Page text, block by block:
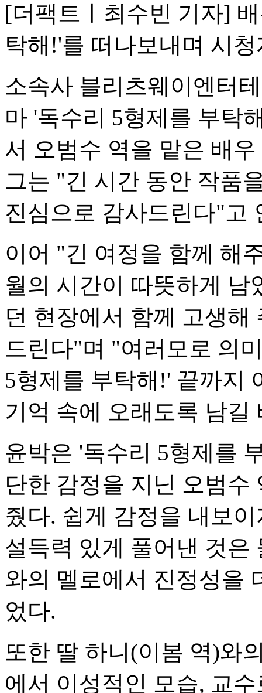
[더팩트ㅣ최수빈 기자]
탁해!'를 떠나보내며 시
소속사 블리츠웨이엔터
마 '독수리 5형제를 부탁
서 오범수 역을 맡은 배
그는 "긴 시간 동안 작품
진심으로 감사드린다"고
이어 "긴 여정을 함께 해
월의 시간이 따뜻하게 남
던 현장에서 함께 고생해
드린다"며 "여러모로 의
5형제를 부탁해!' 끝까지
기억 속에 오래도록 남길
윤박은 '독수리 5형제를
단한 감정을 지닌 오범
줬다. 쉽게 감정을 내보
설득력 있게 풀어낸 것은
와의 멜로에서 진정성을
었다.
또한 딸 하니(이봄 역)와
에서 이성적인 모습, 교